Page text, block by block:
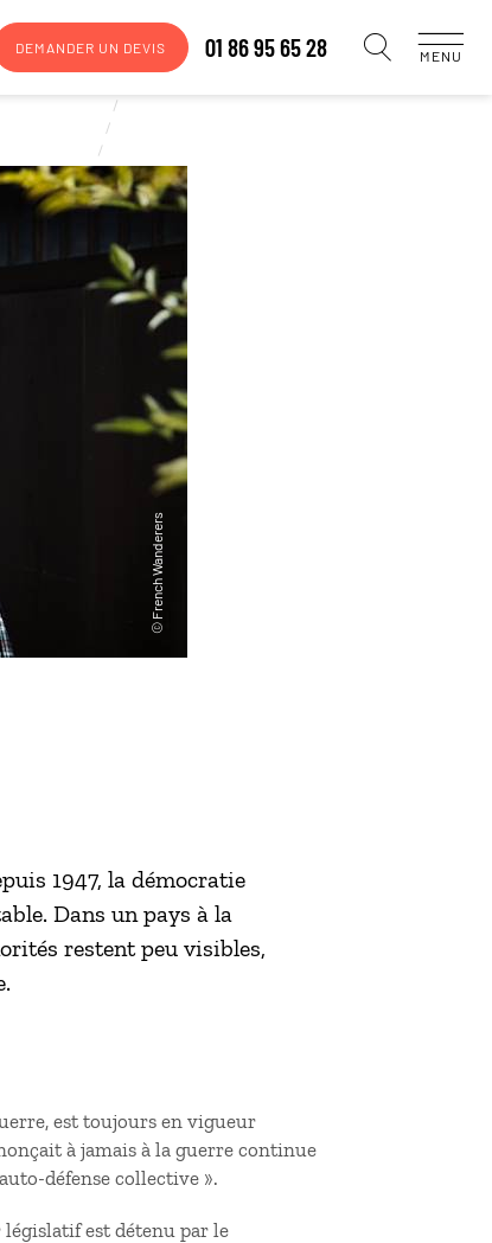
DEMANDER UN DEVIS 01 86 95 65 28 MENU
1947, la démocratie
Dans un pays à la
restent peu visibles,
est toujours en vigueur
à jamais à la guerre continue
défense collective ».
législatif est détenu par le